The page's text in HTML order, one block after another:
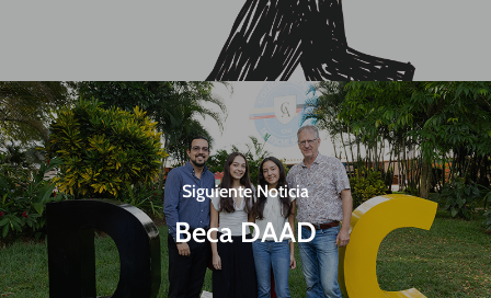
Siguiente Noticia
Beca DAAD